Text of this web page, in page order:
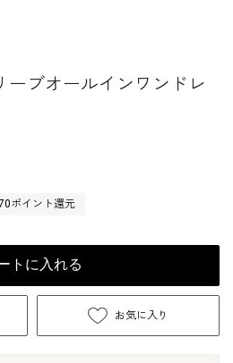
ーブオールインワンドレ
ポイント還元
トに入れる
お気に入り